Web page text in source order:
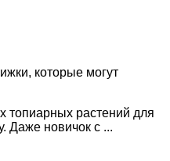
которые могут
топиарных растений для
Даже новичок с ...